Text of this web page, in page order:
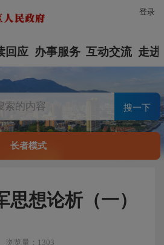
登录
回应 办事服务 互动交流 走进
搜一下
长者模式
思想论析（一）
浏览量：1303